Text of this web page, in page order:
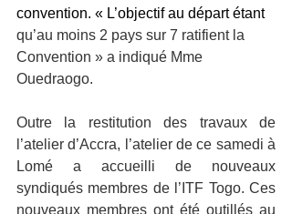
convention. « L’objectif au départ étant
qu’au moins 2 pays sur 7 ratifient la
Convention » a indiqué Mme
Ouedraogo.
Outre la restitution des travaux de
l’atelier d’Accra, l’atelier de ce samedi à
Lomé a accueilli de nouveaux
syndiqués membres de l’ITF Togo. Ces
nouveaux membres ont été outillés au